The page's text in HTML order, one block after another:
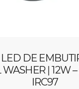
LED DE
| 12W
IRC97